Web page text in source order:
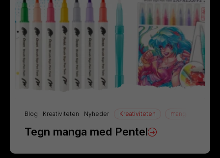
Blog Kreativiteten Nyheder Kreativiteten manga
Tegn manga med Pentel